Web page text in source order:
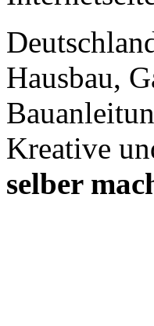
Hausbau,
Kreative
selber